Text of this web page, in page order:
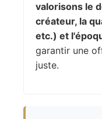
valorisons le
créateur, la
etc.) et
garantir une
juste.